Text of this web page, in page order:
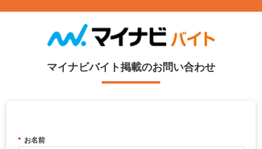
マイナビバイト掲載のお問い合わせ
* お名前